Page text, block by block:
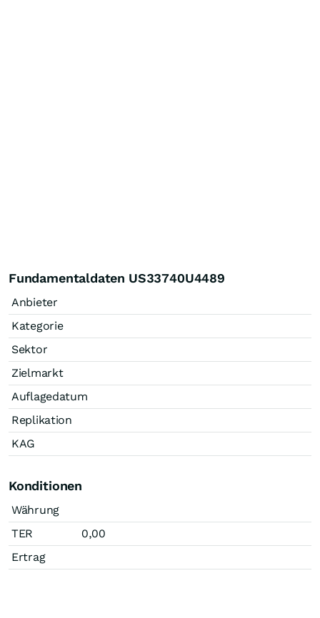
Fundamentaldaten US33740U4489
Anbieter
Kategorie
Sektor
Zielmarkt
Auflagedatum
Replikation
KAG
Konditionen
Währung
TER
0,00
Ertrag